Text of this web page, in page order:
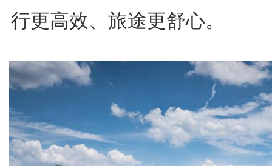
行更高效、旅途更舒心。